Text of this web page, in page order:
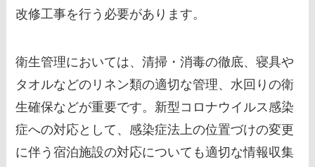
改修工事を行う必要があります。
衛生管理においては、清掃・消毒の徹底、寝具や
タオルなどのリネン類の適切な管理、水回りの衛
生確保などが重要です。新型コロナウイルス感染
症への対応として、感染症法上の位置づけの変更
に伴う宿泊施設の対応についても適切な情報収集